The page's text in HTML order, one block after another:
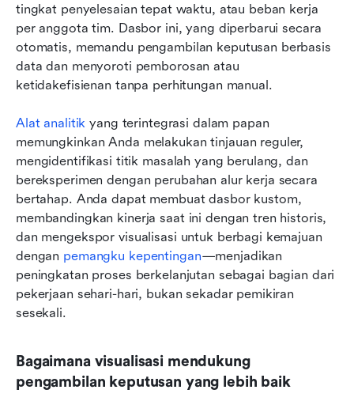
tingkat penyelesaian tepat waktu, atau beban kerja
per anggota tim. Dasbor ini, yang diperbarui secara
otomatis, memandu pengambilan keputusan berbasis
data dan menyoroti pemborosan atau
ketidakefisienan tanpa perhitungan manual.
Alat analitik yang terintegrasi dalam papan
memungkinkan Anda melakukan tinjauan reguler,
mengidentifikasi titik masalah yang berulang, dan
bereksperimen dengan perubahan alur kerja secara
bertahap. Anda dapat membuat dasbor kustom,
membandingkan kinerja saat ini dengan tren historis,
dan mengekspor visualisasi untuk berbagi kemajuan
dengan pemangku kepentingan—menjadikan
peningkatan proses berkelanjutan sebagai bagian dari
pekerjaan sehari-hari, bukan sekadar pemikiran
sesekali.
Bagaimana visualisasi mendukung
pengambilan keputusan yang lebih baik